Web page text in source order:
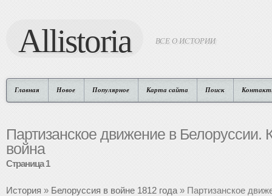
Allistoria ВСЕ О ИСТОРИИ
Главная Новое Популярное Карта сайта Поиск
Партизанское движение в Белоруссии.
война
Страница 1
История » Белоруссия в войне 1812 года » Партизанское